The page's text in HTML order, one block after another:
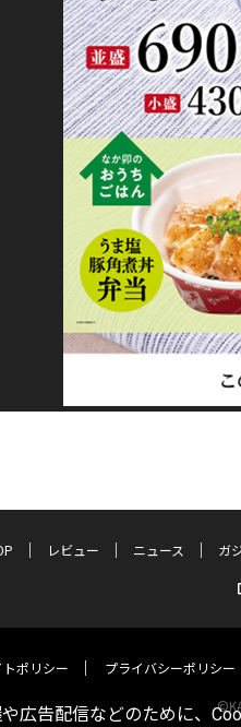
レビュー ニュース ガ
ポリシー プライバシーポリシー
広告配信などのために、